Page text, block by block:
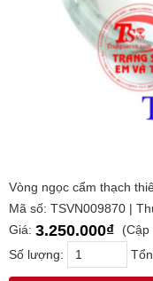
Vòng ngọc cẩm thạch
Mã số: TSVN009870 |
Giá: 3.250.000₫
(Cập
Số lượng: